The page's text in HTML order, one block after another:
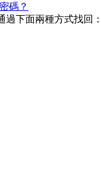
碼？
過下面兩種方式找回